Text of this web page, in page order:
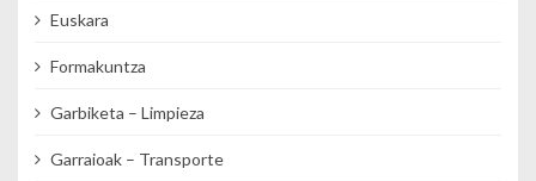
Euskara
Formakuntza
Garbiketa – Limpieza
Garraioak – Transporte